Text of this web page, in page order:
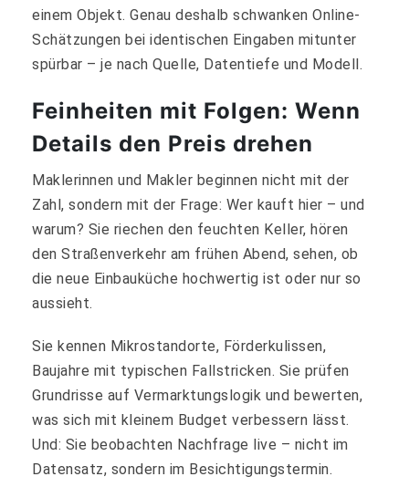
einem Objekt. Genau deshalb schwanken Online-
Schätzungen bei identischen Eingaben mitunter
spürbar – je nach Quelle, Datentiefe und Modell.
Feinheiten mit Folgen: Wenn
Details den Preis drehen
Maklerinnen und Makler beginnen nicht mit der
Zahl, sondern mit der Frage: Wer kauft hier – und
warum? Sie riechen den feuchten Keller, hören
den Straßenverkehr am frühen Abend, sehen, ob
die neue Einbauküche hochwertig ist oder nur so
aussieht.
Sie kennen Mikrostandorte, Förderkulissen,
Baujahre mit typischen Fallstricken. Sie prüfen
Grundrisse auf Vermarktungslogik und bewerten,
was sich mit kleinem Budget verbessern lässt.
Und: Sie beobachten Nachfrage live – nicht im
Datensatz, sondern im Besichtigungstermin.